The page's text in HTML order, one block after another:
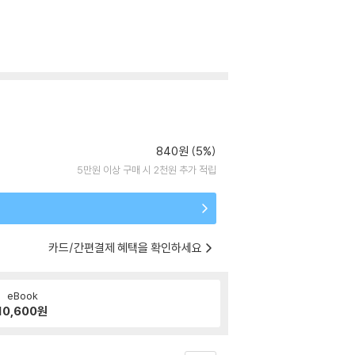
840원 (5%)
5만원 이상 구매 시 2천원 추가 적립
카드/간편결제 혜택을 확인하세요
eBook
원